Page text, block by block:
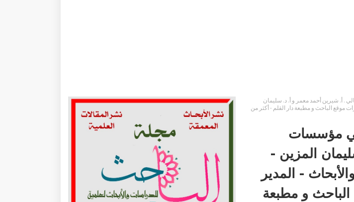
. أ. شيرين أحمد معمر و أ. د. سليمان
موقع الباحث و مطبعة دار القلم - أكثر من
في مؤسسات
المزين -
والأبحاث - المدير
و مطبعة